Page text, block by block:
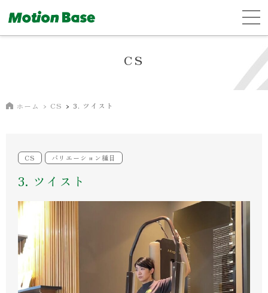
CS
ホーム CS 3. ツイスト
3. ツイスト
CS バリエーション種目